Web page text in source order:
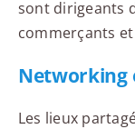
sont dirigeants
commerçants
Networking
Les lieux